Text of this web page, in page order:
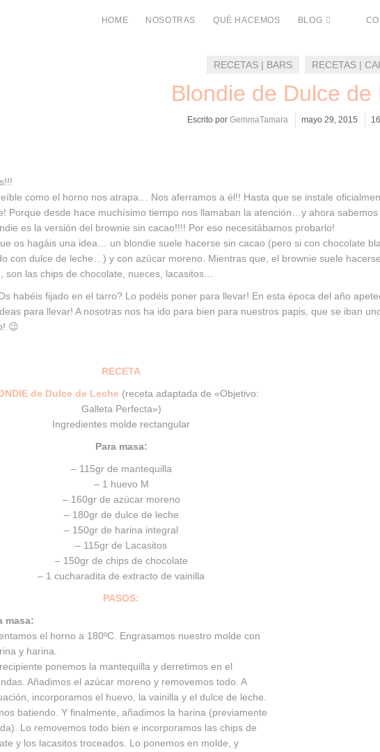
HOME NOSOTRAS QUÉ HACEMOS BLOG
RECETAS | BARS RECETAS |
Blondie de Dulce de
Escrito por GemmaTamara mayo 29, 2015
como el horno nos atrapa… Nos aferramos a él!! Hasta que se instale
Porque desde hace muchísimo tiempo nos llamaban la atención…y ahora sabemos
es la versión del brownie sin cacao!!!! Por eso necesitábamos probarlo!
os hagáis una idea… un blondie suele hacerse sin cacao (pero si con chocolate
con dulce de leche…) y con azúcar moreno. Mientras que, el brownie suele
son las chips de chocolate, nueces, lacasitos…
habéis fijado en el tarro? Lo podéis poner para llevar! En esta época del año
para llevar! A nosotras nos ha ido para bien para nuestros papis, que se iban
😉
RECETA
de Dulce de Leche (receta adaptada de «Objetivo:
Galleta Perfecta»)
Ingredientes molde rectangular
Para masa:
– 115gr de mantequilla
– 1 huevo M
– 160gr de azúcar moreno
– 180gr de dulce de leche
– 150gr de harina integral
– 115gr de Lacasitos
– 150gr de chips de chocolate
– 1 cucharadita de extracto de vainilla
PASOS:
masa:
el horno a 180ºC. Engrasamos nuestro molde con
y harina.
ponemos la mantequilla y derretimos en el
Añadimos el azúcar moreno y removemos todo. A
incorporamos el huevo, la vainilla y el dulce de leche.
batiendo. Y finalmente, añadimos la harina (previamente
Lo removemos todo bien e incorporamos las chips de
y los lacasitos troceados. Lo ponemos en molde, y